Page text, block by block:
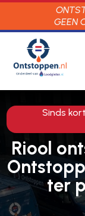
GEEN
Sinds
Riool
ter